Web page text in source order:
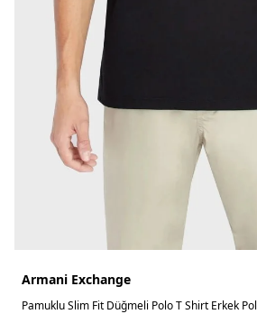
Armani Exchange
Pamuklu Slim Fit Düğmeli Polo T Shirt Erkek